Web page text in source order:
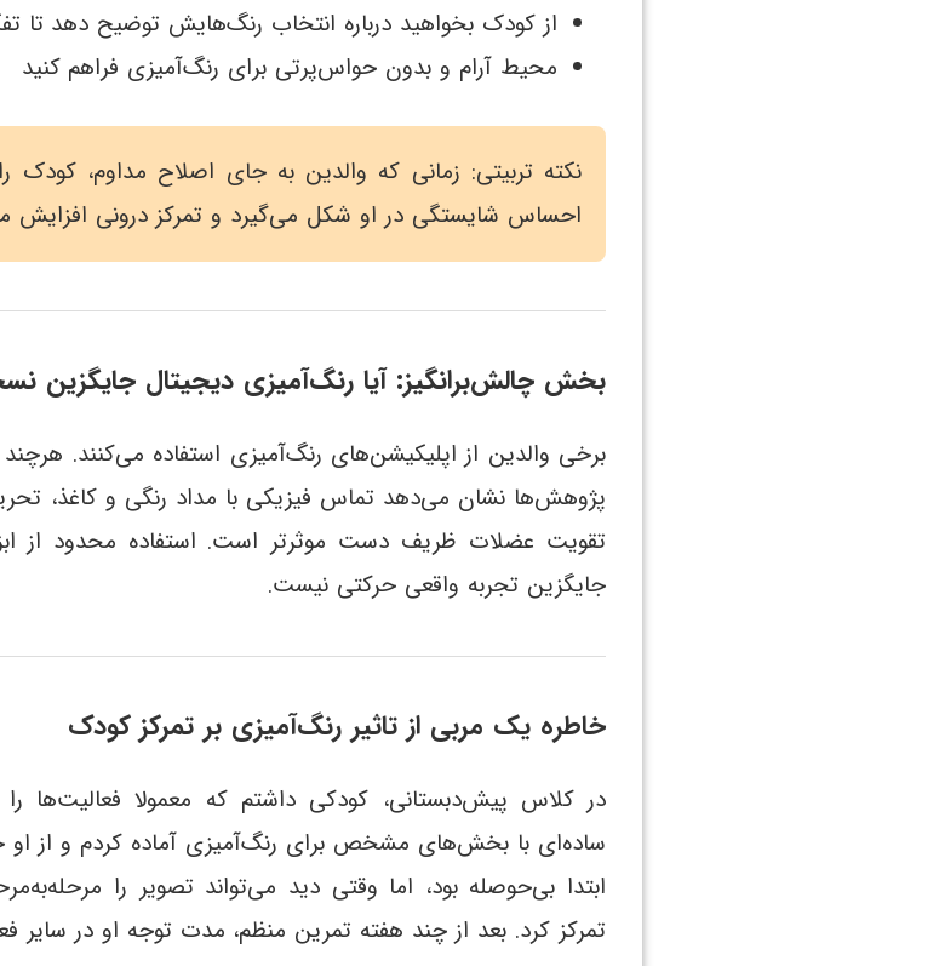
از کودک بخواهید درباره انتخاب رنگ‌هایش توضیح دهد تا
محیط آرام و بدون حواس‌پرتی برای رنگ‌آمیزی فراهم کنید
نکته تربیتی: زمانی که والدین به جای اصلاح مداوم،
احساس شایستگی در او شکل می‌گیرد و تمرکز درونی افزایش
بخش چالش‌برانگیز: آیا رنگ‌آمیزی دیجیتال جایگزین
برخی والدین از اپلیکیشن‌های رنگ‌آمیزی استفاده می‌کنند. هرچند
پژوهش‌ها نشان می‌دهد تماس فیزیکی با مداد رنگی و کاغذ،
تقویت عضلات ظریف دست موثرتر است. استفاده محدود از
جایگزین تجربه واقعی حرکتی نیست.
خاطره یک مربی از تاثیر رنگ‌آمیزی بر تمرکز کودک
در کلاس پیش‌دبستانی، کودکی داشتم که معمولا فعالیت‌ها
ساده‌ای با بخش‌های مشخص برای رنگ‌آمیزی آماده کردم و از
ابتدا بی‌حوصله بود، اما وقتی دید می‌تواند تصویر را
تمرکز کرد. بعد از چند هفته تمرین منظم، مدت توجه او در سایر